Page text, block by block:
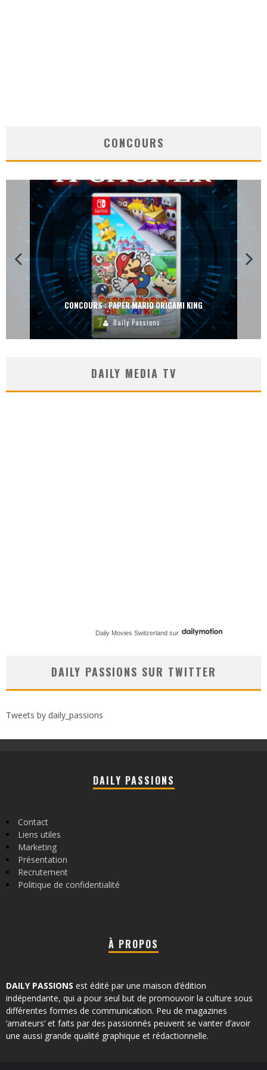
CONCOURS
CONCOURS : PAPER MARIO ORIGAMI KING
Daily Passions
DAILY MEDIA TV
Daily Movies Switzerland sur
DAILY PASSIONS SUR TWITTER
Tweets by daily_passions
DAILY PASSIONS
Contact
Liens utiles
Marketing
Présentation
Recrutement
Politique de confidentialité
À PROPOS
DAILY PASSIONS est édité par une maison d’édition
indépendante, qui a pour seul but de promouvoir la culture sous
différentes formes de communication. Peu de magazines
‘amateurs’ et faits par des passionnés peuvent se vanter d’avoir
une aussi grande qualité graphique et rédactionnelle.